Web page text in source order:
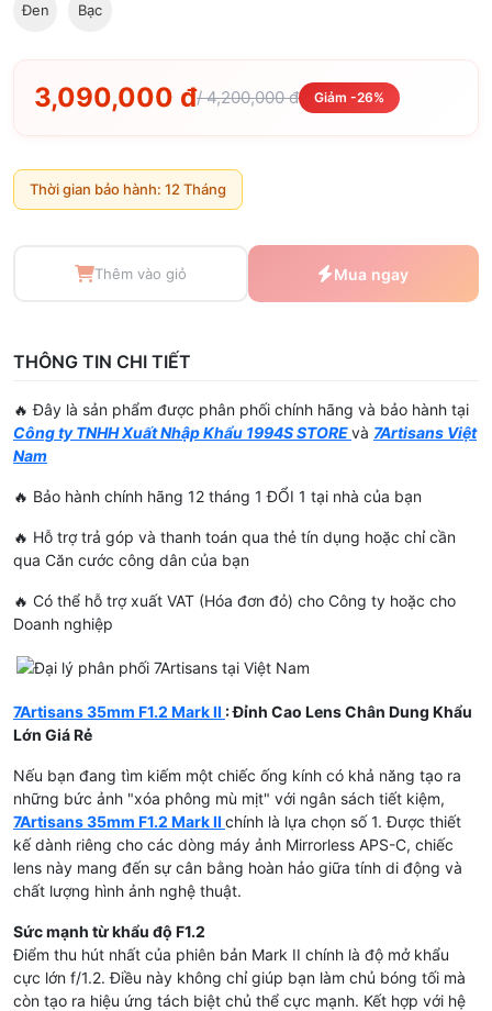
Đen Bạc
3,090,000 đ/ 4,200,000 đ Giảm -26%
Thời gian bảo hành: 12 Tháng
Thêm vào giỏ Mua ngay
THÔNG TIN CHI TIẾT
🔥 Đây là sản phẩm được phân phối chính hãng và bảo hành tại
Công ty TNHH Xuất Nhập Khẩu 1994S STOREvà 7Artisans Việt
Nam
🔥 Bảo hành chính hãng 12 tháng 1 ĐỔI 1 tại nhà của bạn
🔥 Hỗ trợ trả góp và thanh toán qua thẻ tín dụng hoặc chỉ cần
qua Căn cước công dân của bạn
🔥 Có thể hỗ trợ xuất VAT (Hóa đơn đỏ) cho Công ty hoặc cho
Doanh nghiệp
7Artisans 35mm F1.2 Mark II : Đỉnh Cao Lens Chân Dung Khẩu
Lớn Giá Rẻ
Nếu bạn đang tìm kiếm một chiếc ống kính có khả năng tạo ra
những bức ảnh "xóa phông mù mịt" với ngân sách tiết kiệm,
7Artisans 35mm F1.2 Mark II chính là lựa chọn số 1. Được thiết
kế dành riêng cho các dòng máy ảnh Mirrorless APS-C, chiếc
lens này mang đến sự cân bằng hoàn hảo giữa tính di động và
chất lượng hình ảnh nghệ thuật.
Sức mạnh từ khẩu độ F1.2
Điểm thu hút nhất của phiên bản Mark II chính là độ mở khẩu
cực lớn f/1.2. Điều này không chỉ giúp bạn làm chủ bóng tối mà
còn tạo ra hiệu ứng tách biệt chủ thể cực mạnh. Kết hợp với hệ